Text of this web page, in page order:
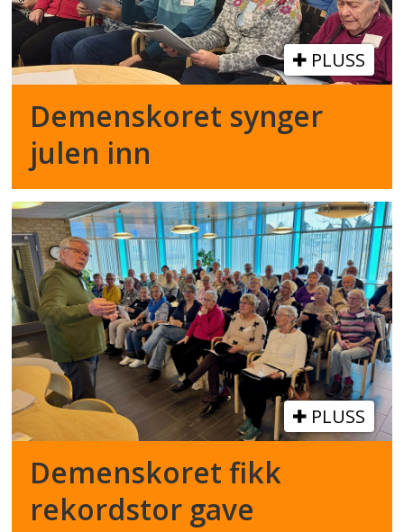
PLUSS
Demenskoret synger
julen inn
PLUSS
Demenskoret fikk
rekordstor gave